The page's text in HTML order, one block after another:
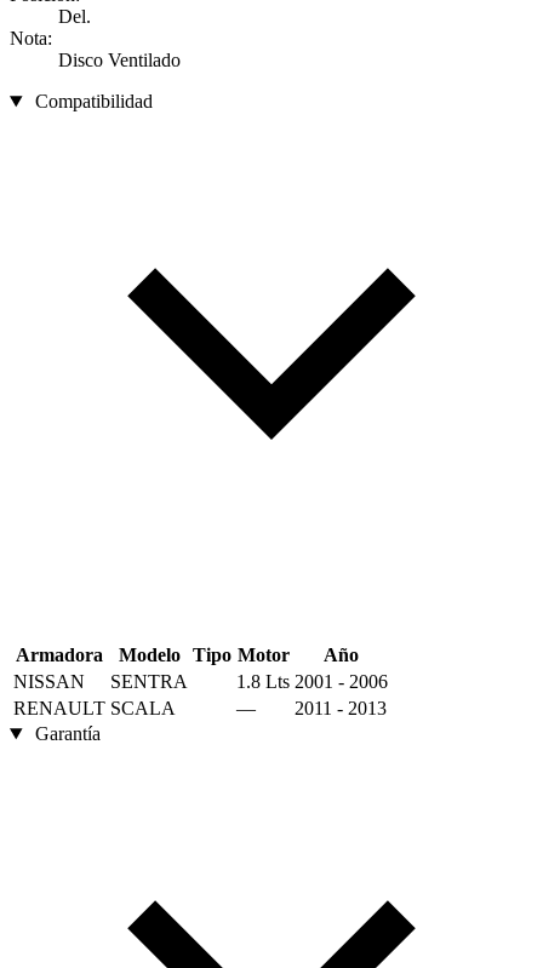
Del.
Nota:
Disco Ventilado
Compatibilidad
Armadora Modelo Tipo Motor
Año
NISSAN
SENTRA 1.8 Lts 2001 - 2006
RENAULT SCALA —
2011 - 2013
Garantía